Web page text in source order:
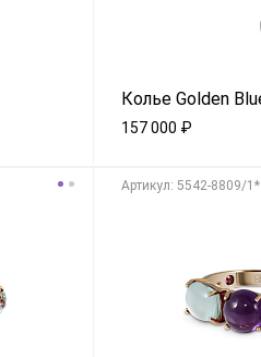
Колье Golden
157 000 ₽
Aртикул: 5542-8809/1*